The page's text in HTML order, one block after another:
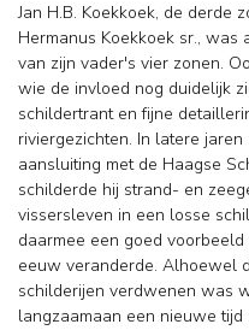
Jan H.B. Koekkoek, de derde
Hermanus Koekkoek sr.,
van zijn vader's vier zonen.
wie de invloed nog duidelijk
schildertrant en fijne
riviergezichten. In latere jaren
aansluiting met de Haagse
schilderde hij strand- en
vissersleven in een losse
daarmee een goed
eeuw veranderde. Alhoewel
schilderijen verdwenen was
langzaamaan een nieuwe tijd